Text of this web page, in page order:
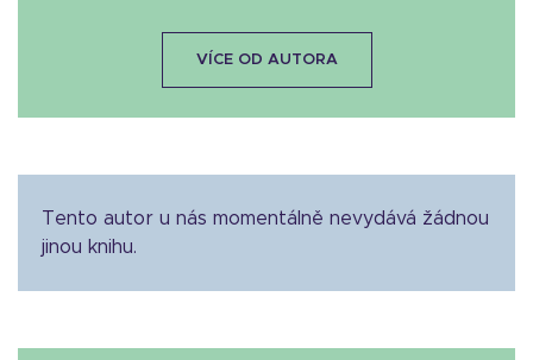
Tento autor u nás momentálně nevydává žádnou
jinou knihu.
VÍCE OD AUTORA